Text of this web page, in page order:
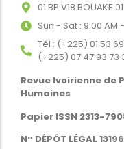
01 BP V18 BOUAKE 01
Sun - Sat : 9:00 AM
Tél : (+225) 01 53
(+225) 07 47 93 73
Revue Ivoirienne de
Humaines
Papier ISSN 2313-
N° DÉPÔT LÉGAL